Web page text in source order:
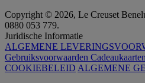
Copyright © 2026, Le Creuset
0880 053 779.
Juridische Informatie
ALGEMENE
Gebruiksvoorwaarden Cadeaukaarten
COOKIEBELEID ALGEMENE